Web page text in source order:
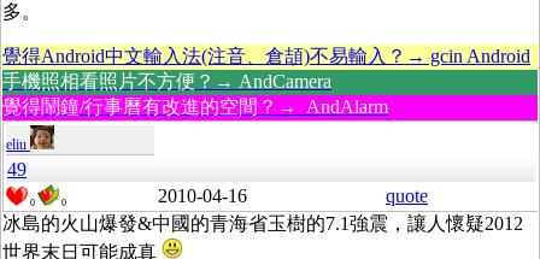
多。
覺得Android中文輸入法(注音、倉頡)不易輸入？→ gcin Android
手機照相看照片不方便？→ AndCamera
覺得鬧鐘/行事曆有改進的空間？→ AndAlarm
eliu
49
0 0 2010-04-16
quote
冰島的火山爆發&中國的青海省玉樹的7.1強震，讓人懷疑2012
世界末日可能成真